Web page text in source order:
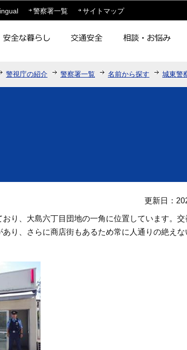
このページの本文へ移動
警察署一覧 サイトマップ
警視庁の紹介 警察署一覧 名前から探す 城東警
更新日：
り、大島六丁目団地の一角に位置しています。
り、さらに商店街もあるため常に人通りの絶えな